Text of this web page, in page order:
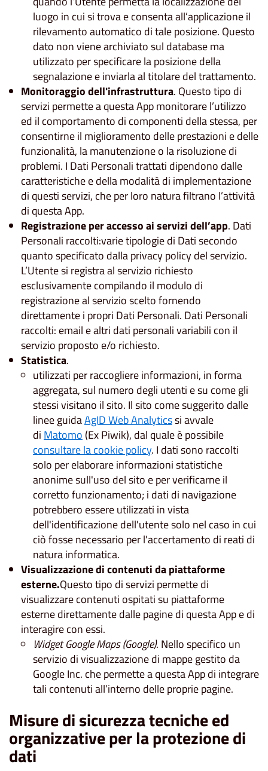
luogo in cui si trova e consenta all’applicazione il
rilevamento automatico di tale posizione. Questo
dato non viene archiviato sul database ma
utilizzato per specificare la posizione della
segnalazione e inviarla al titolare del trattamento.
Monitoraggio dell'infrastruttura. Questo tipo di
servizi permette a questa App monitorare l’utilizzo
ed il comportamento di componenti della stessa, per
consentirne il miglioramento delle prestazioni e delle
funzionalità, la manutenzione o la risoluzione di
problemi. I Dati Personali trattati dipendono dalle
caratteristiche e della modalità di implementazione
di questi servizi, che per loro natura filtrano l’attività
di questa App.
Registrazione per accesso ai servizi dell’app. Dati
Personali raccolti:varie tipologie di Dati secondo
quanto specificato dalla privacy policy del servizio.
L’Utente si registra al servizio richiesto
esclusivamente compilando il modulo di
registrazione al servizio scelto fornendo
direttamente i propri Dati Personali. Dati Personali
raccolti: email e altri dati personali variabili con il
servizio proposto e/o richiesto.
Statistica.
utilizzati per raccogliere informazioni, in forma
aggregata, sul numero degli utenti e su come gli
stessi visitano il sito. Il sito come suggerito dalle
linee guidaAgID Web Analyticssi avvale
di Matomo (Ex Piwik), dal quale è possibile
consultare la cookie policy. I dati sono raccolti
solo per elaborare informazioni statistiche
anonime sull'uso del sito e per verificarne il
corretto funzionamento; i dati di navigazione
potrebbero essere utilizzati in vista
dell'identificazione dell'utente solo nel caso in cui
ciò fosse necessario per l'accertamento di reati di
natura informatica.
Visualizzazione di contenuti da piattaforme
esterne.Questo tipo di servizi permette di
visualizzare contenuti ospitati su piattaforme
esterne direttamente dalle pagine di questa App e di
interagire con essi.
Widget Google Maps (Google). Nello specifico un
servizio di visualizzazione di mappe gestito da
Google Inc. che permette a questa App di integrare
tali contenuti all’interno delle proprie pagine.
Misure di sicurezza tecniche ed
organizzative per la protezione di
dati